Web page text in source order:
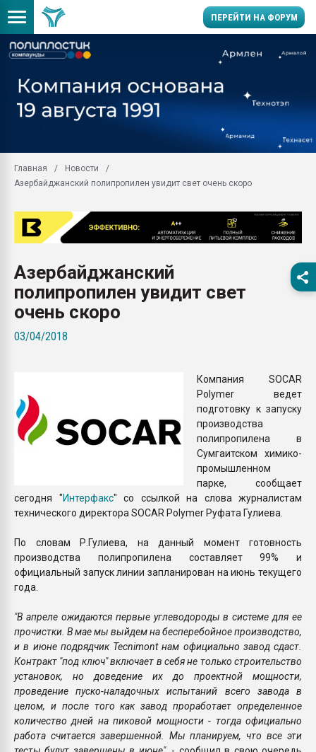
ПЕРЕЙТИ НА ФОРУМ
производство SPC
заводу пластмасс"
Подмосковье, Москва
28.07.2026
28.07.2026
ПЕРЕЙТИ НА
Главная
Новости
Азербайджанский полипропилен увидит свет очень скоро
Азербайджанский
полипропилен увидит свет
очень скоро
03/04/2018
Компания SOCAR
Polymer ведет
подготовку к запуску
производства
полипропилена в
Сумгаитском химико-
промышленном
парке, сообщает
сегодня "Интерфакс" со ссылкой на слова журналистам
технического директора SOCAR Polymer Руфата Гулиева.
По словам Р.Гулиева, на данный момент готовность
производства полипропилена составляет 99% и
официальный запуск линии запланирован на июнь текущего
года.
"В апреле ожидаются первые углеводороды в системе для ее
прочистки. В мае мы выйдем на бесперебойное производство,
и в июне подрядчик Tecnimont нам официально завод сдаст.
Контракт "под ключ" включает в себя не только строительство
установок, но доведение их до проектной мощности,
проведение пуско-наладочных испытаний всего завода в
целом, и после того как завод проработает определенное
количество дней на пиковой мощности - тогда официально
работа считается завершенной. Мы планируем, что все эти